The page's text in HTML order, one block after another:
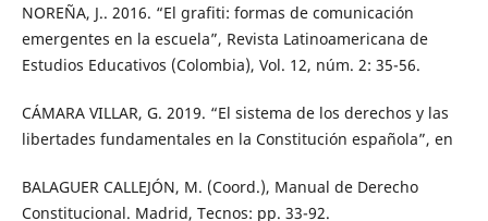
NOREÑA, J.. 2016. “El grafiti: formas de comunicación
emergentes en la escuela”, Revista Latinoamericana de
Estudios Educativos (Colombia), Vol. 12, núm. 2: 35-56.
CÁMARA VILLAR, G. 2019. “El sistema de los derechos y las
libertades fundamentales en la Constitución española”, en
BALAGUER CALLEJÓN, M. (Coord.), Manual de Derecho
Constitucional. Madrid, Tecnos: pp. 33-92.